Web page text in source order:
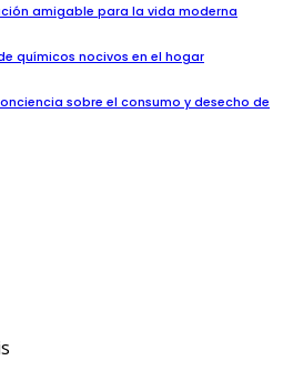
amigable para la vida moderna
químicos nocivos en el hogar
sobre el consumo y desecho de